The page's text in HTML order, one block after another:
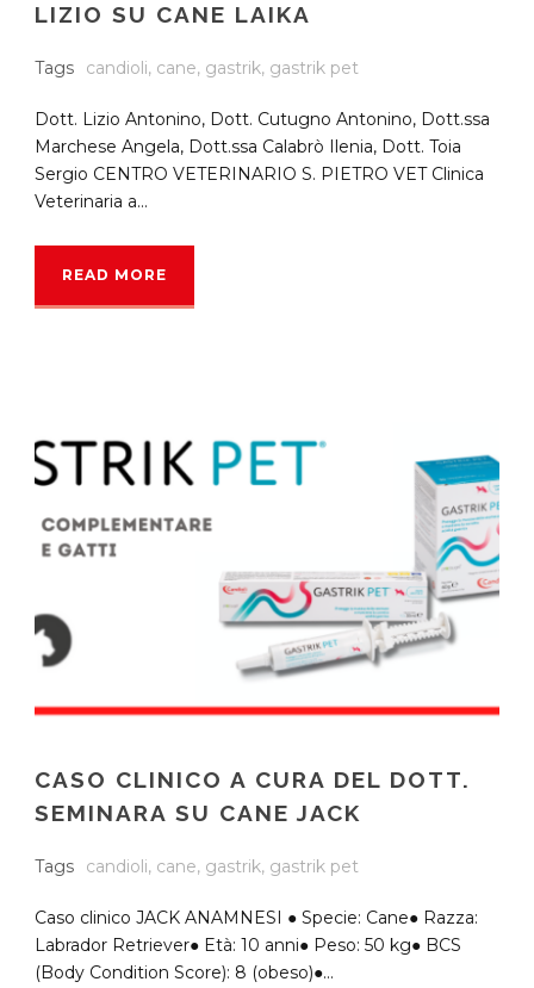
LIZIO SU CANE LAIKA
Tags candioli, cane, gastrik, gastrik pet
Dott. Lizio Antonino, Dott. Cutugno Antonino, Dott.ssa
Marchese Angela, Dott.ssa Calabrò Ilenia, Dott. Toia
Sergio CENTRO VETERINARIO S. PIETRO VET Clinica
Veterinaria a...
READ MORE
CASO CLINICO A CURA DEL DOTT.
SEMINARA SU CANE JACK
Tags candioli, cane, gastrik, gastrik pet
Caso clinico JACK ANAMNESI ● Specie: Cane● Razza:
Labrador Retriever● Età: 10 anni● Peso: 50 kg● BCS
(Body Condition Score): 8 (obeso)●...